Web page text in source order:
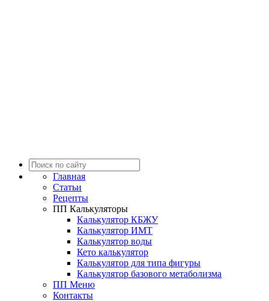
Главная
Статьи
Рецепты
ПП Калькуляторы
Калькулятор КБЖУ
Калькулятор ИМТ
Калькулятор воды
Кето калькулятор
Калькулятор для типа фигуры
Калькулятор базового метаболизма
ПП Меню
Контакты